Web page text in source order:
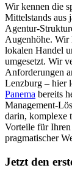
Wir kennen die
Mittelstands aus
Agentur-
Augenhöhe. Wir
lokalen Handel
umgesetzt. Wir
Anforderungen
Lenzburg – hier
Panema bereits
Management-
darin, komplexe
Vorteile für
pragmatischer
Jetzt den